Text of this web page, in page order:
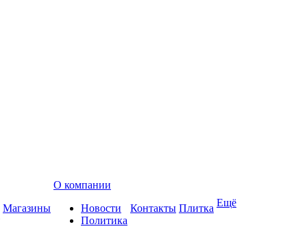
Магазины
О компании
Новости
Политика
Контакты Плитка Ещё